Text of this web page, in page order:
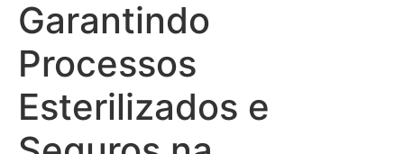
Garantindo
Processos
Esterilizados e